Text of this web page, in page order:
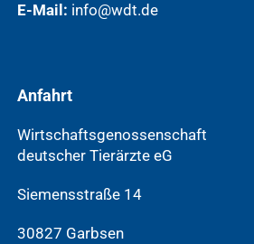
E-Mail: info@wdt.de
Anfahrt
Wirtschaftsgenossenschaft
deutscher Tierärzte eG
Siemensstraße 14
30827 Garbsen